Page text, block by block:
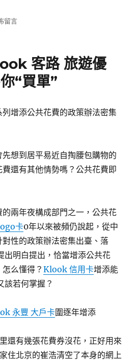
留言
客路 旅遊優
“買單”
增添公共花費的政策辦法密集
想到居平易近自掏腰包購物的
還有其他情勢嗎？公共花費即
兩年夜構成部門之一，公共花
卡0年以來被頻仍說起，從中
性的政策辦法密集出臺、落
出明白提出，恰當增添公共花
怎么懂得？Klook 信用卡增添能
該若何掌握？
永豐 大戶卡圍逐年增添
還有幾張花費券沒花，正好用來
住北京的崔浩清空了本身的網上